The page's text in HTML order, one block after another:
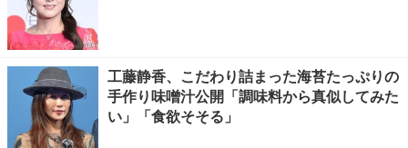
工藤静香、こだわり詰まった海苔たっぷりの
手作り味噌汁公開「調味料から真似してみた
い」「食欲そそる」